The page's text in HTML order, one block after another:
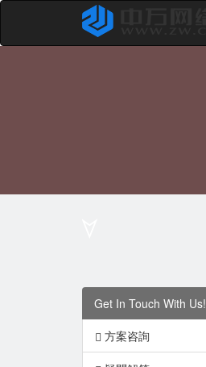
Get In Touch With Us!
方案咨詢